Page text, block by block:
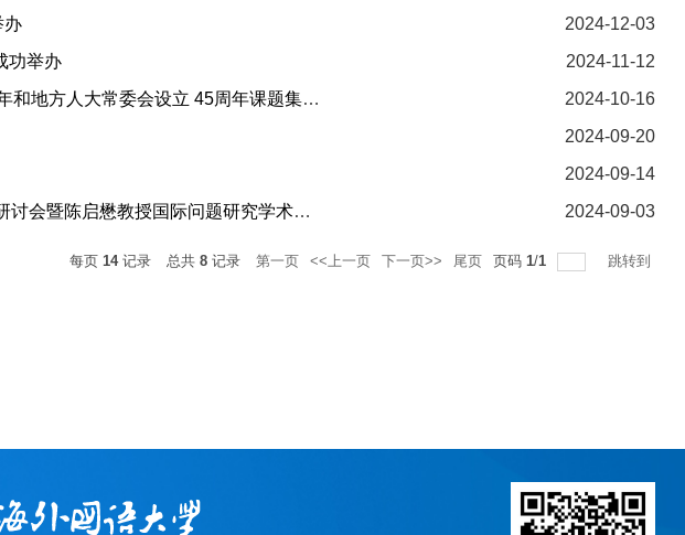
办
2024-12-03
功举办
2024-11-12
上海外国语大学各国议会研究中心成员出席人大成立70周年和地方人大常委会设立 45周年课题集体研讨会
2024-10-16
2024-09-20
2024-09-14
习近平外交思想研究院举办马克思主义国际关系理论创新研讨会暨陈启懋教授国际问题研究学术思想座谈会
2024-09-03
每页14记录 总共8 记录 第一页 <<上一页 下一页>> 尾页 页码1/1 跳转到